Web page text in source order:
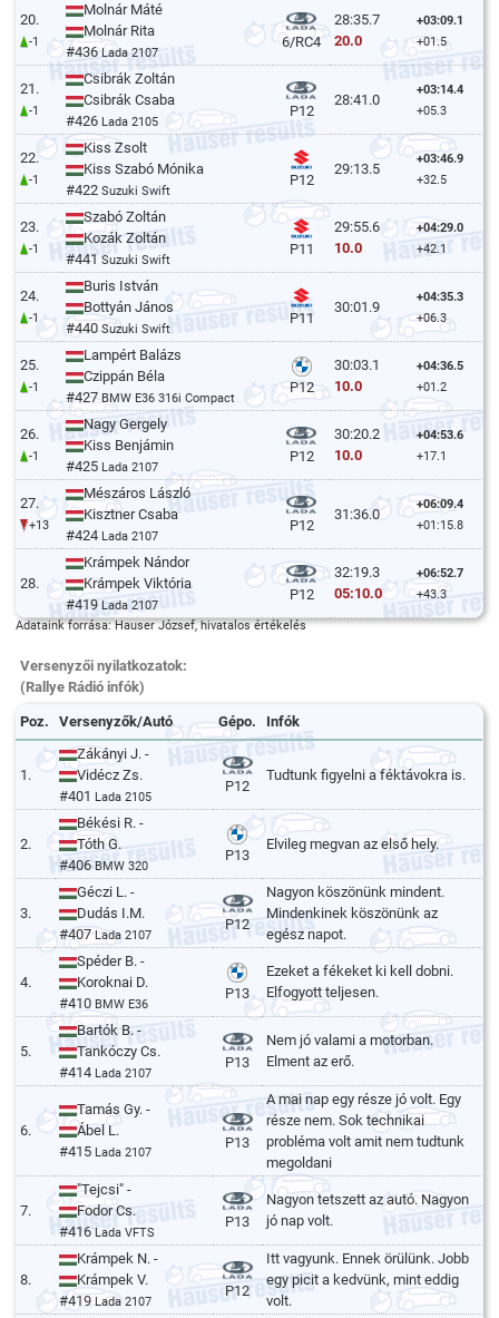
20.
-1
Molnár Máté
Molnár Rita
#436Lada 2107
6/RC4
28:35.7
20.0
+03:09.1
+01.5
21.
-1
Csibrák Zoltán
Csibrák Csaba
#426 Lada 2105
P12
28:41.0
+03:14.4
+05.3
22.
-1
Kiss Zsolt
Kiss Szabó Mónika
#422Suzuki Swift
P12
29:13.5
+03:46.9
+32.5
23.
-1
Szabó Zoltán
Kozák Zoltán
#441Suzuki Swift
P11
29:55.6
10.0
+04:29.0
+42.1
24.
-1
Buris István
Bottyán János
#440Suzuki Swift
P11
30:01.9
+04:35.3
+06.3
25.
-1
Lampért Balázs
Czippán Béla
#427BMW E36 316i Compact
P12
30:03.1
10.0
+04:36.5
+01.2
26.
-1
Nagy Gergely
Kiss Benjámin
#425 Lada 2107
P12
30:20.2
10.0
+04:53.6
+17.1
27.
+13
Mészáros László
Kisztner Csaba
#424 Lada 2107
P12
31:36.0
+06:09.4
+01:15.8
28.
Krámpek Nándor
Krámpek Viktória
#419Lada 2107
P12
32:19.3
05:10.0
+06:52.7
+43.3
Adataink forrása: Hauser József, hivatalos értékelés
Versenyzői nyilatkozatok:
(Rallye Rádió infók)
Poz. Versenyzők/Autó Gépo. Infók
1.
Zákányi J. -
Vidécz Zs.
#401 Lada 2105
P12
Tudtunk figyelni a féktávokra is.
2.
Békési R. -
Tóth G.
#406BMW 320
P13
Elvileg megvan az első hely.
3.
Géczi L. -
Dudás I.M.
#407Lada 2107
P12
Nagyon köszönünk mindent.
Mindenkinek köszönünk az
egész napot.
4.
Spéder B. -
Koroknai D.
#410 BMW E36
P13
Ezeket a fékeket ki kell dobni.
Elfogyott teljesen.
5.
Bartók B. -
Tankóczy Cs.
#414 Lada 2107
P13
Nem jó valami a motorban.
Elment az erő.
6.
Tamás Gy. -
Ábel L.
#415 Lada 2107
P13
A mai nap egy része jó volt. Egy
része nem. Sok technikai
probléma volt amit nem tudtunk
megoldani
7.
"Tejcsi" -
Fodor Cs.
#416Lada VFTS
P13
Nagyon tetszett az autó. Nagyon
jó nap volt.
8.
Krámpek N. -
Krámpek V.
#419Lada 2107
P12
Itt vagyunk. Ennek örülünk. Jobb
egy picit a kedvünk, mint eddig
volt.